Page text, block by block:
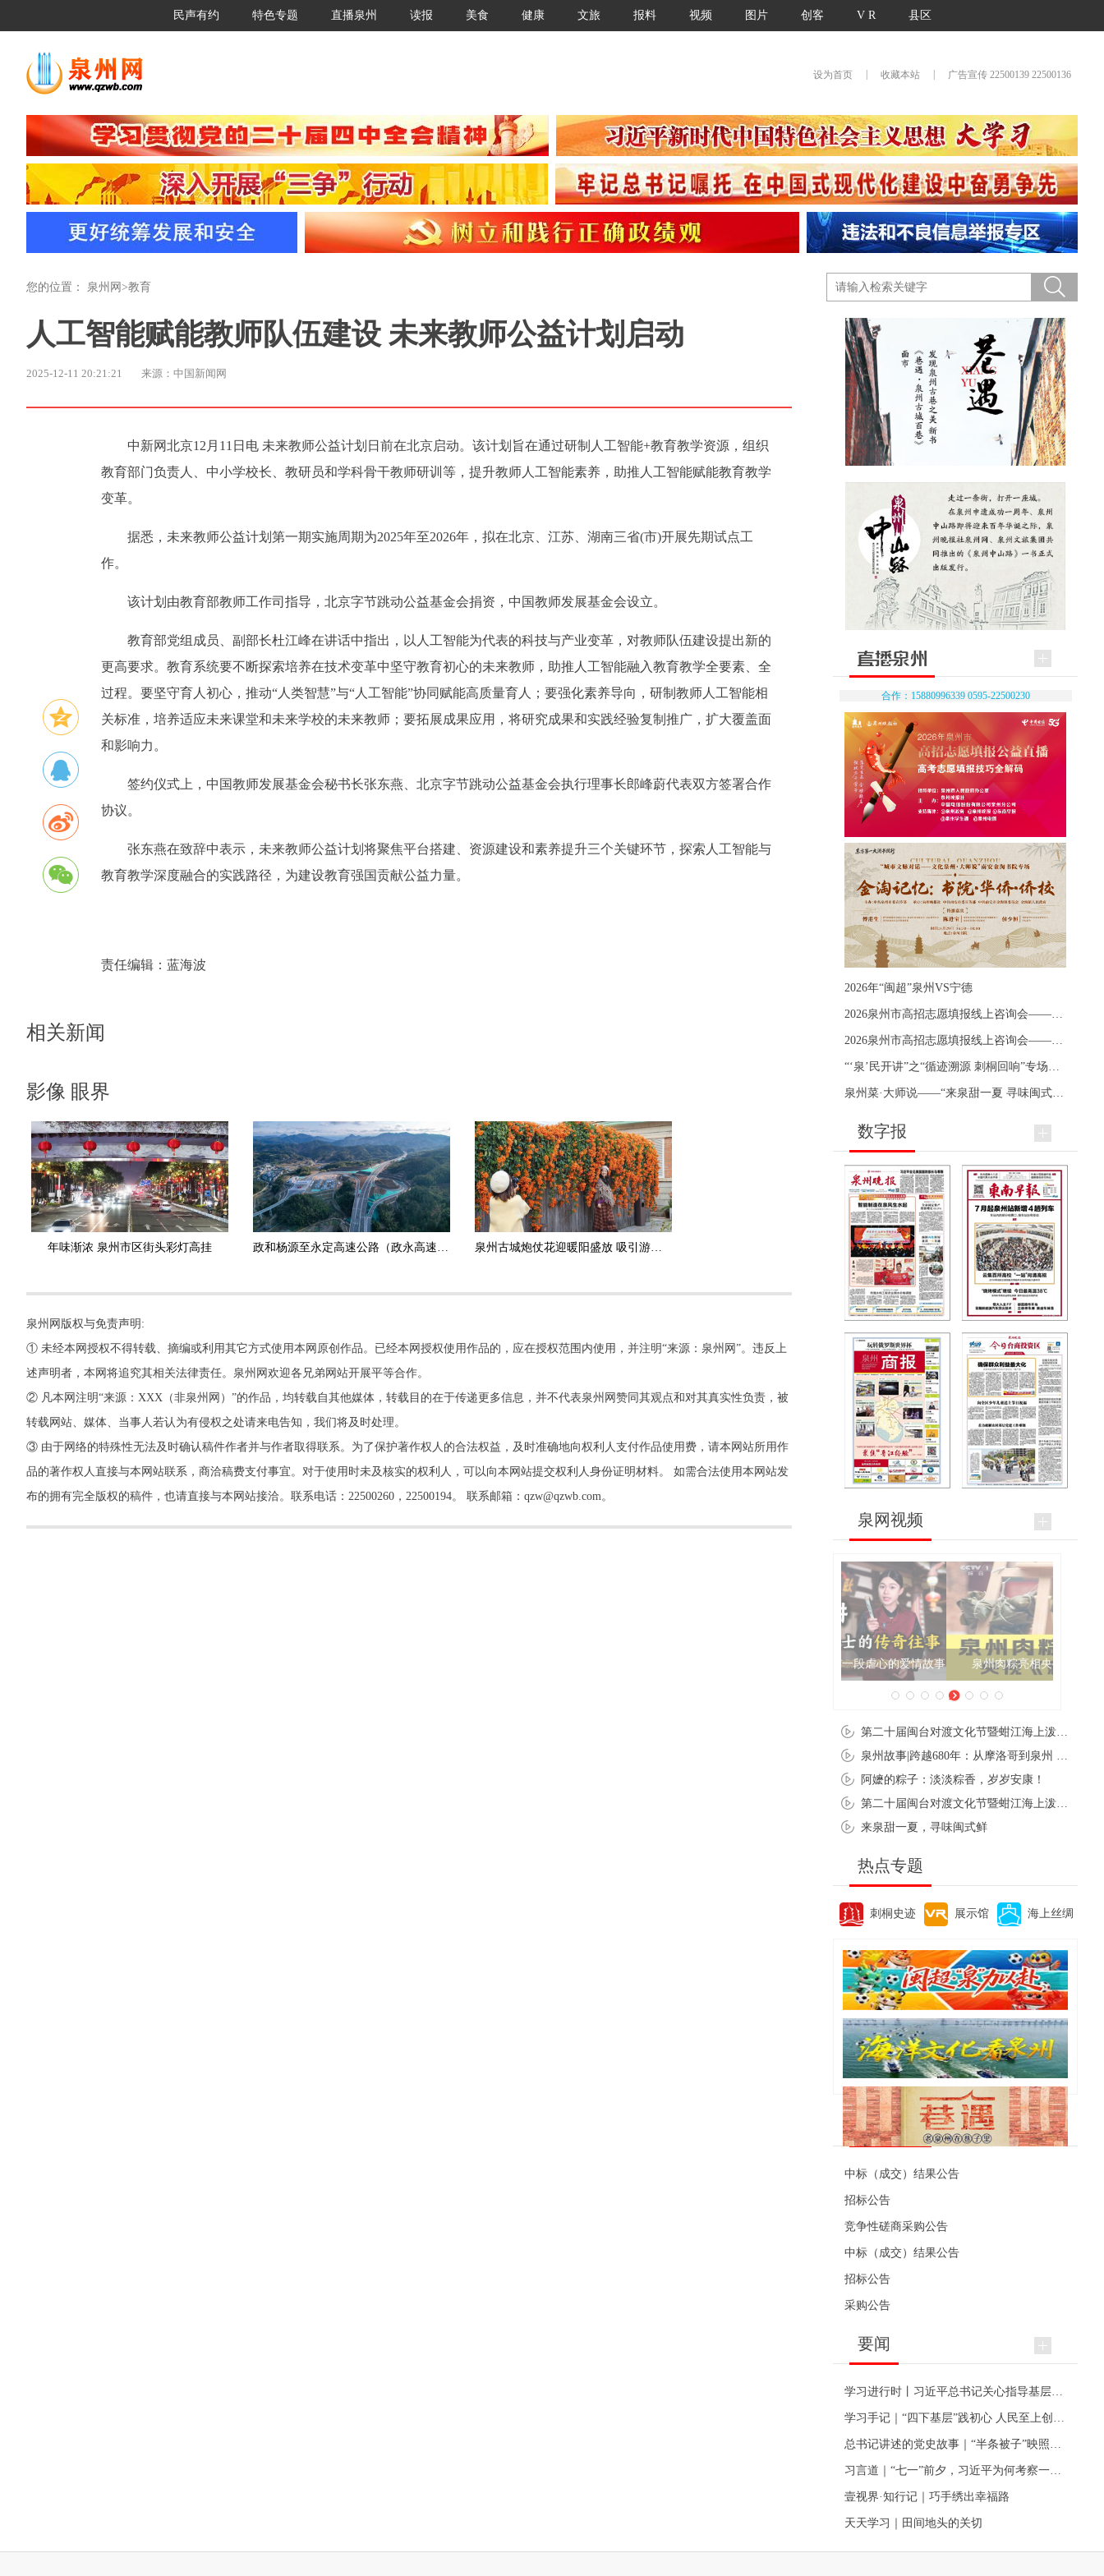
民声有约 特色专题 直播泉州 读报 美食 健康 文旅 报料 视频 图片 创客 V R 县区
设为首页 收藏本站 广告宣传 22500139 22500136
您的位置： 泉州网 >教育
人工智能赋能教师队伍建设 未来教师公益计划启动
2025-12-11 20:21:21 来源：中国新闻网
中新网北京12月11日电 未来教师公益计划日前在北京启动。该计划旨在通过研制人工智能+教育教学资源，组织
教育部门负责人、中小学校长、教研员和学科骨干教师研训等，提升教师人工智能素养，助推人工智能赋能教育教学
变革。
据悉，未来教师公益计划第一期实施周期为2025年至2026年，拟在北京、江苏、湖南三省(市)开展先期试点工
作。
该计划由教育部教师工作司指导，北京字节跳动公益基金会捐资，中国教师发展基金会设立。
教育部党组成员、副部长杜江峰在讲话中指出，以人工智能为代表的科技与产业变革，对教师队伍建设提出新的
更高要求。教育系统要不断探索培养在技术变革中坚守教育初心的未来教师，助推人工智能融入教育教学全要素、全
过程。要坚守育人初心，推动“人类智慧”与“人工智能”协同赋能高质量育人；要强化素养导向，研制教师人工智能相
关标准，培养适应未来课堂和未来学校的未来教师；要拓展成果应用，将研究成果和实践经验复制推广，扩大覆盖面
和影响力。
签约仪式上，中国教师发展基金会秘书长张东燕、北京字节跳动公益基金会执行理事长郎峰蔚代表双方签署合作
协议。
张东燕在致辞中表示，未来教师公益计划将聚焦平台搭建、资源建设和素养提升三个关键环节，探索人工智能与
教育教学深度融合的实践路径，为建设教育强国贡献公益力量。
责任编辑： 蓝海波
相关新闻
影像 眼界
年味渐浓 泉州市区街头彩灯高挂 政和杨源至永定高速公路（政永高速）德化段正式通车运营 泉州古城炮仗花迎暖阳盛放 吸引游客打卡拍照
泉州网版权与免责声明:
① 未经本网授权不得转载、摘编或利用其它方式使用本网原创作品。已经本网授权使用作品的，应在授权范围内使用，并注明“来源：泉州网”。违反上
述声明者，本网将追究其相关法律责任。泉州网欢迎各兄弟网站开展平等合作。
② 凡本网注明“来源：XXX（非泉州网）”的作品，均转载自其他媒体，转载目的在于传递更多信息，并不代表泉州网赞同其观点和对其真实性负责，被
转载网站、媒体、当事人若认为有侵权之处请来电告知，我们将及时处理。
③ 由于网络的特殊性无法及时确认稿件作者并与作者取得联系。为了保护著作权人的合法权益，及时准确地向权利人支付作品使用费，请本网站所用作
品的著作权人直接与本网站联系，商洽稿费支付事宜。对于使用时未及核实的权利人，可以向本网站提交权利人身份证明材料。 如需合法使用本网站发
布的拥有完全版权的稿件，也请直接与本网站接洽。联系电话：22500260，22500194。 联系邮箱：qzw@qzwb.com。
合作：15880996339 0595-22500230
2026年“闽超”泉州VS宁德
数字报
泉网视频
泉州肉粽亮相央视《新闻联播》
阿嬷的粽子：淡淡粽香，岁岁安康！
来泉甜一夏，寻味闽式鲜
热点专题
刺桐史迹 展示馆 海上丝绸
便民资讯
中标（成交）结果公告
招标公告
竞争性磋商采购公告
中标（成交）结果公告
招标公告
采购公告
要闻
壹视界·知行记｜巧手绣出幸福路
天天学习｜田间地头的关切